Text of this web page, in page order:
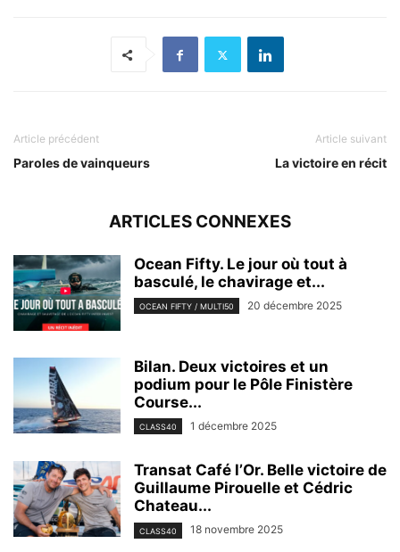
Article précédent
Paroles de vainqueurs
Article suivant
La victoire en récit
ARTICLES CONNEXES
Ocean Fifty. Le jour où tout à
basculé, le chavirage et...
OCEAN FIFTY / MULTI50 20 décembre 2025
Bilan. Deux victoires et un
podium pour le Pôle Finistère
Course...
CLASS40 1 décembre 2025
Transat Café l’Or. Belle victoire de
Guillaume Pirouelle et Cédric
Chateau...
CLASS40 18 novembre 2025